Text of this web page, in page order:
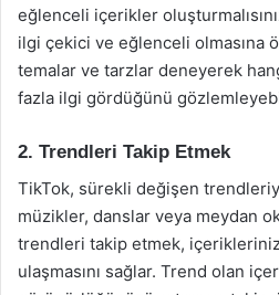
eğlenceli içerikler
ilgi çekici ve eğlenceli olmasına
temalar ve tarzlar deneyerek
fazla ilgi gördüğünü
2. Trendleri Takip Etmek
TikTok, sürekli değişen
müzikler, danslar veya meydan
trendleri takip etmek,
ulaşmasını sağlar. Trend olan